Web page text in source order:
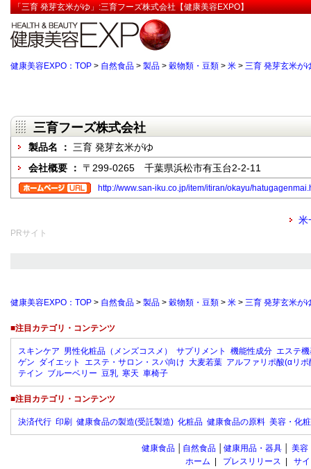
「三育 発芽玄米がゆ」:三育フーズ株式会社【健康美容EXPO】
健康美容EXPO：TOP > 自然食品 > 製品 > 穀物類・豆類 > 米 > 三育 発芽玄米が
三育フーズ株式会社
製品名 ： 三育 発芽玄米がゆ
会社概要 ： 〒299-0265 千葉県浜松市有玉台2-2-11
http://www.san-iku.co.jp/item/itiran/okayu/
米
PRサイト
健康美容EXPO：TOP > 自然食品 > 製品 > 穀物類・豆類 > 米 > 三育 発芽玄米が
■注目カテゴリ・コンテンツ
スキンケア 男性化粧品（メンズコスメ） サプリメント 機能性成分 エステ
ゲン ダイエット エステ・サロン・スパ向け 大麦若葉 アルファリポ酸(αリポ
テイン ブルーベリー 豆乳 寒天 車椅子
■注目カテゴリ・コンテンツ
決済代行 印刷 健康食品の製造(受託製造) 化粧品 健康食品の原料 美容・化
健康食品 自然食品 健康用品・器具 美容
ホーム
プレスリリース
サ